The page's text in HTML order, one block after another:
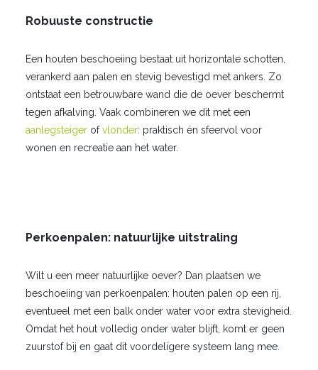
Robuuste constructie
Een houten beschoeiing bestaat uit horizontale schotten,
verankerd aan palen en stevig bevestigd met ankers. Zo
ontstaat een betrouwbare wand die de oever beschermt
tegen afkalving. Vaak combineren we dit met een
aanlegsteiger ofvlonder: praktisch én sfeervol voor
wonen en recreatie aan het water.
Perkoenpalen: natuurlijke uitstraling
Wilt u een meer natuurlijke oever? Dan plaatsen we
beschoeiing van perkoenpalen: houten palen op een rij,
eventueel met een balk onder water voor extra stevigheid.
Omdat het hout volledig onder water blijft, komt er geen
zuurstof bij en gaat dit voordeligere systeem lang mee.